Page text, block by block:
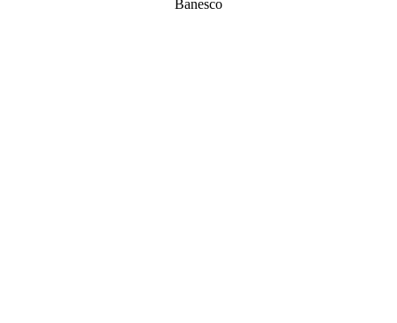
Banesco